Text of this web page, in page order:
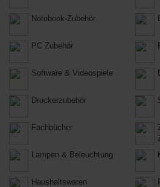
Notebook-Zubehör
PC Zubehör
Software & Videospiele
Druckerzubehör
Fachbücher
Lampen & Beleuchtung
Haushaltswaren